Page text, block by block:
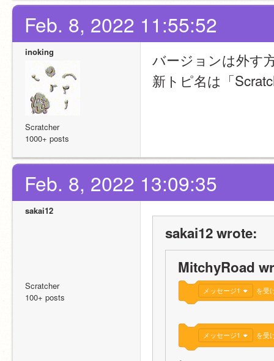
Feb. 8, 2022 11:55:52
inoking
Scratcher
1000+ posts
バージョンは外す
新トピ名は「
Feb. 8, 2022 13:09:35
sakai12
Scratcher
100+ posts
sakai12 wrote:
MitchyRoad
メッセージ1 を受
メッセージ1 を受